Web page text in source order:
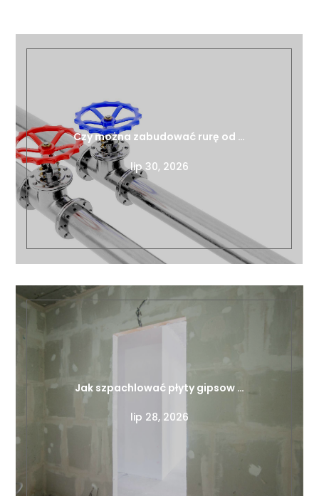
Czy można zabudować rurę od …
lip 30, 2026
Jak szpachlować płyty gipsow …
lip 28, 2026